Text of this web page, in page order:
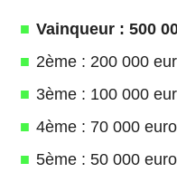
Vainqueur : 500
2ème : 200 000
3ème : 100 000
4ème : 70 000
5ème : 50 000